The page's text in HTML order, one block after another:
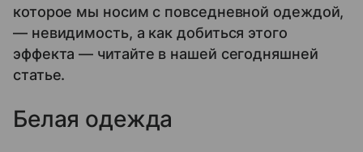
которое мы носим с повседневной одеждой,
— невидимость, а как добиться этого
эффекта — читайте в нашей сегодняшней
статье.
Белая одежда